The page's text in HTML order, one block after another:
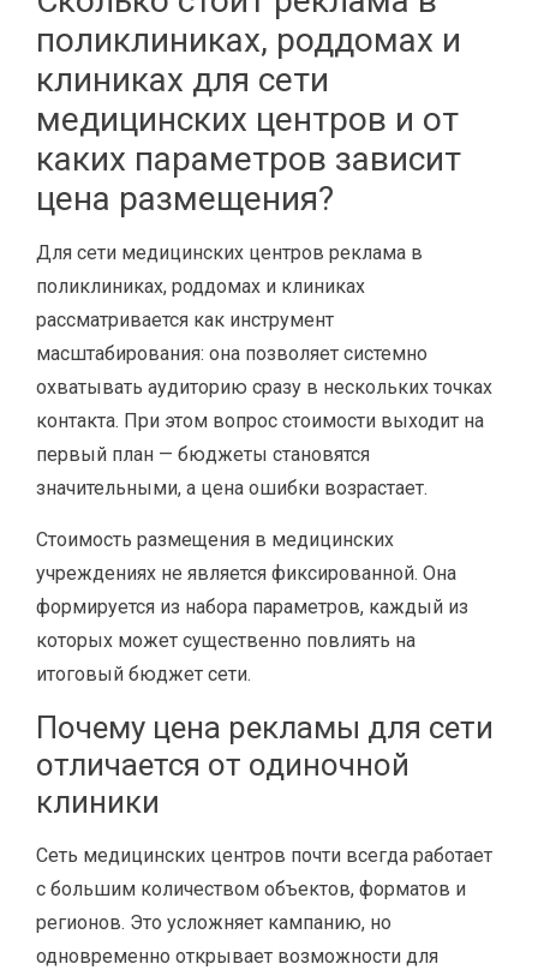
поликлиниках, роддомах и
клиниках для сети
медицинских центров и от
каких параметров зависит
цена размещения?
Для сети медицинских центров реклама в
поликлиниках, роддомах и клиниках
рассматривается как инструмент
масштабирования: она позволяет системно
охватывать аудиторию сразу в нескольких точках
контакта. При этом вопрос стоимости выходит на
первый план — бюджеты становятся
значительными, а цена ошибки возрастает.
Стоимость размещения в медицинских
учреждениях не является фиксированной. Она
формируется из набора параметров, каждый из
которых может существенно повлиять на
итоговый бюджет сети.
Почему цена рекламы для сети
отличается от одиночной
клиники
Сеть медицинских центров почти всегда работает
с большим количеством объектов, форматов и
регионов. Это усложняет кампанию, но
одновременно открывает возможности для